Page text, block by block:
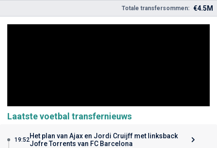
Totale transfersommen: €4.5M
Laatste voetbal transfernieuws
19:52Het plan van Ajax en Jordi Cruijff met linksback
Jofre Torrents van FC Barcelona